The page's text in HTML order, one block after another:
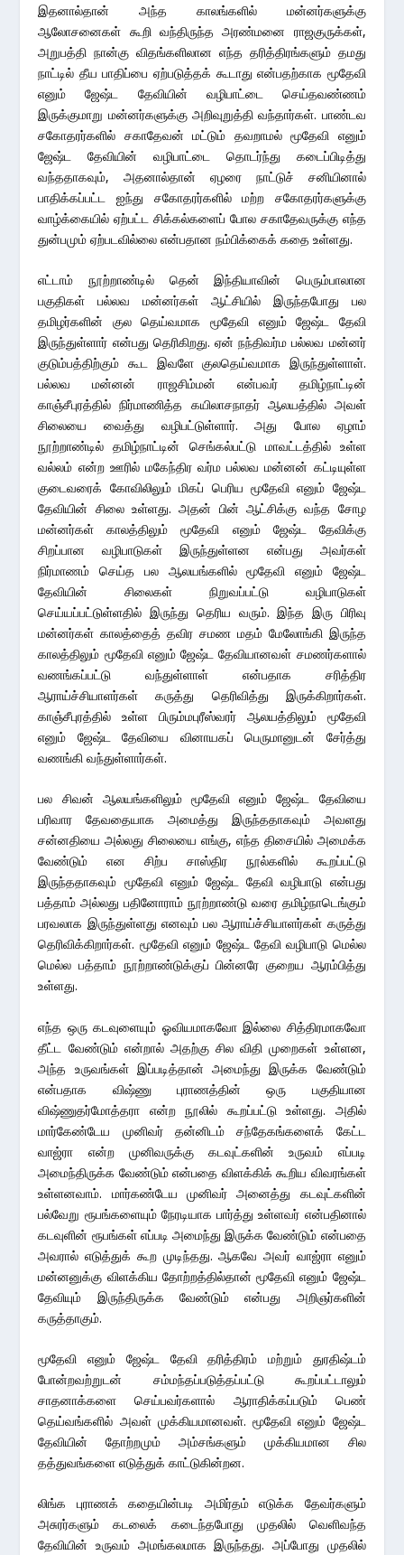
இதனால்தான் அந்த காலங்களில் மன்னர்களுக்கு
ஆலோசனைகள் கூறி வந்திருந்த அரண்மனை ராஜகுருக்கள்,
அறுபத்தி நான்கு விதங்களிலான எந்த தரித்திரங்களும் தமது
நாட்டில் தீய பாதிப்பை ஏற்படுத்தக் கூடாது என்பதற்காக மூதேவி
எனும் ஜேஷ்ட தேவியின் வழிபாட்டை செய்தவண்ணம்
இருக்குமாறு மன்னர்களுக்கு அறிவுறுத்தி வந்தார்கள். பாண்டவ
சகோதரர்களில் சகாதேவன் மட்டும் தவறாமல் மூதேவி எனும்
ஜேஷ்ட தேவியின் வழிபாட்டை தொடர்ந்து கடைப்பிடித்து
வந்ததாகவும், அதனால்தான் ஏழரை நாட்டுச் சனியினால்
பாதிக்கப்பட்ட ஐந்து சகோதரர்களில் மற்ற சகோதரர்களுக்கு
வாழ்க்கையில் ஏற்பட்ட சிக்கல்களைப் போல சகாதேவருக்கு எந்த
துன்பமும் ஏற்படவில்லை என்பதான நம்பிக்கைக் கதை உள்ளது.
எட்டாம் நூற்றாண்டில் தென் இந்தியாவின் பெரும்பாலான
பகுதிகள் பல்லவ மன்னர்கள் ஆட்சியில் இருந்தபோது பல
தமிழர்களின் குல தெய்வமாக மூதேவி எனும் ஜேஷ்ட தேவி
இருந்துள்ளார் என்பது தெரிகிறது. ஏன் நந்திவர்ம பல்லவ மன்னர்
குடும்பத்திற்கும் கூட இவளே குலதெய்வமாக இருந்துள்ளாள்.
பல்லவ மன்னன் ராஜசிம்மன் என்பவர் தமிழ்நாட்டின்
காஞ்சீபுரத்தில் நிர்மாணித்த கயிலாசநாதர் ஆலயத்தில் அவள்
சிலையை வைத்து வழிபட்டுள்ளார். அது போல ஏழாம்
நூற்றாண்டில் தமிழ்நாட்டின் செங்கல்பட்டு மாவட்டத்தில் உள்ள
வல்லம் என்ற ஊரில் மகேந்திர வர்ம பல்லவ மன்னன் கட்டியுள்ள
குடைவரைக் கோவிலிலும் மிகப் பெரிய மூதேவி எனும் ஜேஷ்ட
தேவியின் சிலை உள்ளது. அதன் பின் ஆட்சிக்கு வந்த சோழ
மன்னர்கள் காலத்திலும் மூதேவி எனும் ஜேஷ்ட தேவிக்கு
சிறப்பான வழிபாடுகள் இருந்துள்ளன என்பது அவர்கள்
நிர்மாணம் செய்த பல ஆலயங்களில் மூதேவி எனும் ஜேஷ்ட
தேவியின் சிலைகள் நிறுவப்பட்டு வழிபாடுகள்
செய்யப்பட்டுள்ளதில் இருந்து தெரிய வரும். இந்த இரு பிரிவு
மன்னர்கள் காலத்தைத் தவிர சமண மதம் மேலோங்கி இருந்த
காலத்திலும் மூதேவி எனும் ஜேஷ்ட தேவியானவள் சமணர்களால்
வணங்கப்பட்டு வந்துள்ளாள் என்பதாக சரித்திர
ஆராய்ச்சியாளர்கள் கருத்து தெரிவித்து இருக்கிறார்கள்.
காஞ்சீபுரத்தில் உள்ள பிரும்மபுரீஸ்வரர் ஆலயத்திலும் மூதேவி
எனும் ஜேஷ்ட தேவியை வினாயகப் பெருமானுடன் சேர்த்து
வணங்கி வந்துள்ளார்கள்.
பல சிவன் ஆலயங்களிலும் மூதேவி எனும் ஜேஷ்ட தேவியை
பரிவார தேவதையாக அமைத்து இருந்ததாகவும் அவளது
சன்னதியை அல்லது சிலையை எங்கு, எந்த திசையில் அமைக்க
வேண்டும் என சிற்ப சாஸ்திர நூல்களில் கூறப்பட்டு
இருந்ததாகவும் மூதேவி எனும் ஜேஷ்ட தேவி வழிபாடு என்பது
பத்தாம் அல்லது பதினோராம் நூற்றாண்டு வரை தமிழ்நாடெங்கும்
பரவலாக இருந்துள்ளது எனவும் பல ஆராய்ச்சியாளர்கள் கருத்து
தெரிவிக்கிறார்கள். மூதேவி எனும் ஜேஷ்ட தேவி வழிபாடு மெல்ல
மெல்ல பத்தாம் நூற்றாண்டுக்குப் பின்னரே குறைய ஆரம்பித்து
உள்ளது.
எந்த ஒரு கடவுளையும் ஓவியமாகவோ இல்லை சித்திரமாகவோ
தீட்ட வேண்டும் என்றால் அதற்கு சில விதி முறைகள் உள்ளன,
அந்த உருவங்கள் இப்படித்தான் அமைந்து இருக்க வேண்டும்
என்பதாக விஷ்ணு புராணத்தின் ஒரு பகுதியான
விஷ்ணுதர்மோத்தரா என்ற நூலில் கூறப்பட்டு உள்ளது. அதில்
மார்கேண்டேய முனிவர் தன்னிடம் சந்தேகங்களைக் கேட்ட
வாஜ்ரா என்ற முனிவருக்கு கடவுட்களின் உருவம் எப்படி
அமைந்திருக்க வேண்டும் என்பதை விளக்கிக் கூறிய விவரங்கள்
உள்ளனவாம். மார்கண்டேய முனிவர் அனைத்து கடவுட்களின்
பல்வேறு ரூபங்களையும் நேரடியாக பார்த்து உள்ளவர் என்பதினால்
கடவுளின் ரூபங்கள் எப்படி அமைந்து இருக்க வேண்டும் என்பதை
அவரால் எடுத்துக் கூற முடிந்தது. ஆகவே அவர் வாஜ்ரா எனும்
மன்னனுக்கு விளக்கிய தோற்றத்தில்தான் மூதேவி எனும் ஜேஷ்ட
தேவியும் இருந்திருக்க வேண்டும் என்பது அறிஞர்களின்
கருத்தாகும்.
மூதேவி எனும் ஜேஷ்ட தேவி தரித்திரம் மற்றும் துரதிஷ்டம்
போன்றவற்றுடன் சம்மந்தப்படுத்தப்பட்டு கூறப்பட்டாலும்
சாதனாக்களை செய்பவர்களால் ஆராதிக்கப்படும் பெண்
தெய்வங்களில் அவள் முக்கியமானவள். மூதேவி எனும் ஜேஷ்ட
தேவியின் தோற்றமும் அம்சங்களும் முக்கியமான சில
தத்துவங்களை எடுத்துக் காட்டுகின்றன.
லிங்க புராணக் கதையின்படி அமிர்தம் எடுக்க தேவர்களும்
அசுரர்களும் கடலைக் கடைந்தபோது முதலில் வெளிவந்த
தேவியின் உருவம் அமங்கலமாக இருந்தது. அப்போது முதலில்